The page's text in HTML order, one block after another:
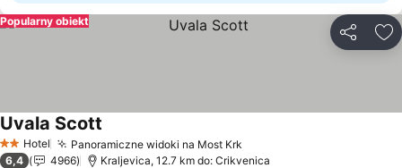
Popularny obiekt
2 Kategoria
Hotel Panoramiczne widoki na Most Krk
Uvala Scott
6,4 4966 Kraljevica, 12.7 km do: Crikvenica